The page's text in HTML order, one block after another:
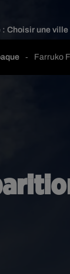
:Choisir une ville
- Farruko